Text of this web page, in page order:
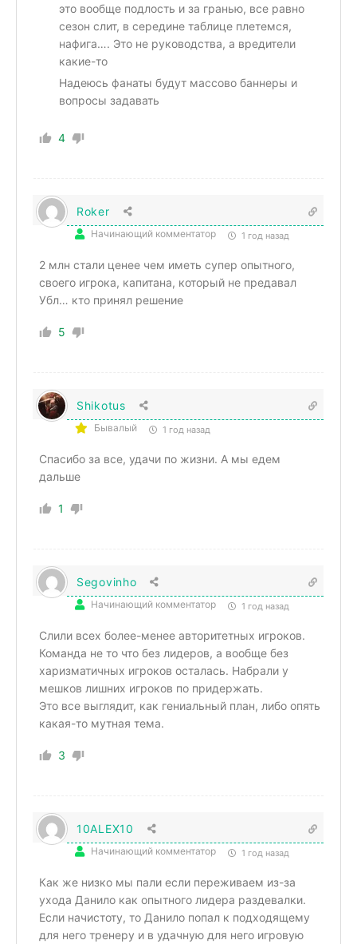
это вообще подлость и за гранью, все равно
сезон слит, в середине таблице плетемся,
нафига…. Это не руководства, а вредители
какие-то
Надеюсь фанаты будут массово баннеры и
вопросы задавать
4
Roker
Начинающий комментатор 1 год назад
2 млн стали ценее чем иметь супер опытного,
своего игрока, капитана, который не предавал
Убл… кто принял решение
5
Shikotus
Бывалый 1 год назад
Спасибо за все, удачи по жизни. А мы едем
дальше
1
Segovinho
Начинающий комментатор 1 год назад
Слили всех более-менее авторитетных игроков.
Команда не то что без лидеров, а вообще без
харизматичных игроков осталась. Набрали у
мешков лишних игроков по придержать.
Это все выглядит, как гениальный план, либо опять
какая-то мутная тема.
3
10ALEX10
Начинающий комментатор 1 год назад
Как же низко мы пали если переживаем из-за
ухода Данило как опытного лидера раздевалки.
Если начистоту, то Данило попал к подходящему
для него тренеру и в удачную для него игровую